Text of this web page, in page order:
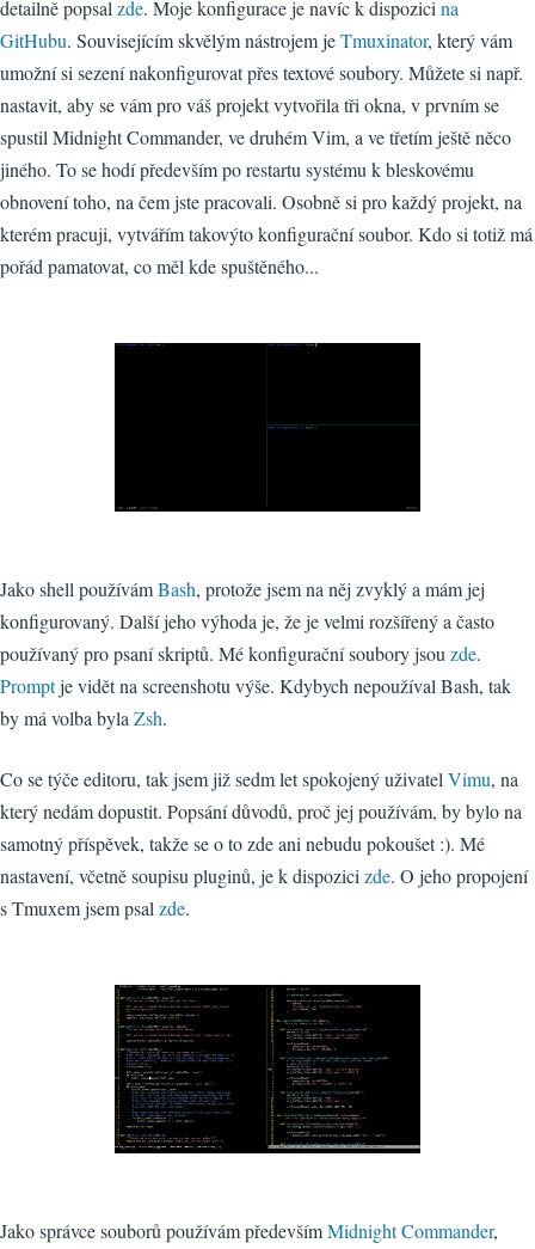
detailně popsal zde. Moje konfigurace je navíc k dispozici na
GitHubu. Souvisejícím skvělým nástrojem jeTmuxinator, který vám
umožní si sezení nakonfigurovat přes textové soubory. Můžete si např.
nastavit, aby se vám pro váš projekt vytvořila tři okna, v prvním se
spustil Midnight Commander, ve druhém Vim, a ve třetím ještě něco
jiného. To se hodí především po restartu systému k bleskovému
obnovení toho, na čem jste pracovali. Osobně si pro každý projekt, na
kterém pracuji, vytvářím takovýto konfigurační soubor. Kdo si totiž má
pořád pamatovat, co měl kde spuštěného...
Jako shell používámBash, protože jsem na něj zvyklý a mám jej
konfigurovaný. Další jeho výhoda je, že je velmi rozšířený a často
používaný pro psaní skriptů. Mé konfigurační soubory jsou zde.
Promptje vidět na screenshotu výše. Kdybych nepoužíval Bash, tak
by má volba byla Zsh.
Co se týče editoru, tak jsem již sedm let spokojený uživatel Vimu, na
který nedám dopustit. Popsání důvodů, proč jej používám, by bylo na
samotný příspěvek, takže se o to zde ani nebudu pokoušet :). Mé
nastavení, včetně soupisu pluginů, je k dispozici zde. O jeho propojení
s Tmuxem jsem psal zde.
Jako správce souborů používám předevšímMidnight Commander,